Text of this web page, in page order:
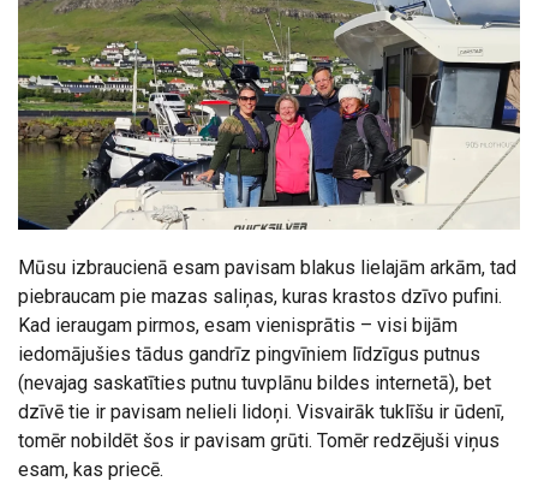
Mūsu izbraucienā esam pavisam blakus lielajām arkām, tad
piebraucam pie mazas saliņas, kuras krastos dzīvo pufini.
Kad ieraugam pirmos, esam vienisprātis – visi bijām
iedomājušies tādus gandrīz pingvīniem līdzīgus putnus
(nevajag saskatīties putnu tuvplānu bildes internetā), bet
dzīvē tie ir pavisam nelieli lidoņi. Visvairāk tuklīšu ir ūdenī,
tomēr nobildēt šos ir pavisam grūti. Tomēr redzējuši viņus
esam, kas priecē.